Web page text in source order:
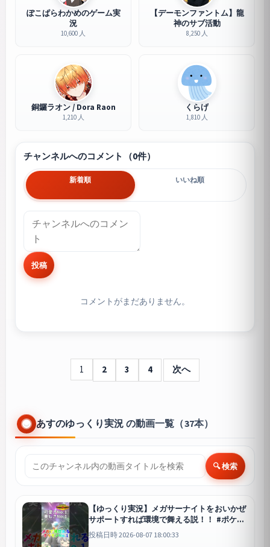
ぽこぱらわかめのゲーム実
況
10,600 人
【デーモンファントム】龍
神のサブ活動
8,250 人
銅鑼ラオン / Dora Raon
1,210 人
くらげ
1,810 人
チャンネルへのコメント（0件）
新着順 いいね順
投稿
コメントがまだありません。
1 2 3 4 次へ
あすのゆっくり実況 の動画一覧（37本）
🔍 検索
【ゆっくり実況】メガサーナイトをおいかぜ
サポートすれば環境で舞える説！！ #ポケモ
ンチャンピオンズ #ポケモン #ゆっくり実況
#サーナイト #メガサーナイト #ポケチャン #
投稿日時 2026-08-07 18:00:33